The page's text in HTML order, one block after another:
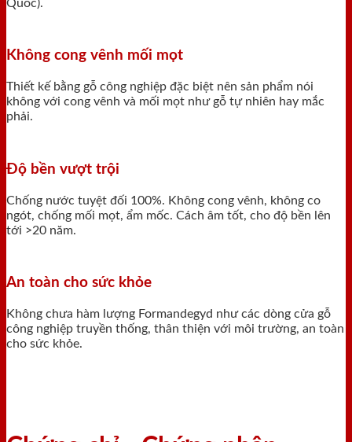
Quốc).
Không cong vênh mối mọt
Thiết kế bằng gỗ công nghiệp đặc biệt nên sản phẩm nói
không với cong vênh và mối mọt như gỗ tự nhiên hay mắc
phải.
Độ bền vượt trội
Chống nước tuyệt đối 100%. Không cong vênh, không co
ngót, chống mối mọt, ẩm mốc. Cách âm tốt, cho độ bền lên
tới >20 năm.
An toàn cho sức khỏe
Không chưa hàm lượng Formandegyd như các dòng cửa gỗ
công nghiệp truyền thống, thân thiện với môi trường, an toàn
cho sức khỏe.